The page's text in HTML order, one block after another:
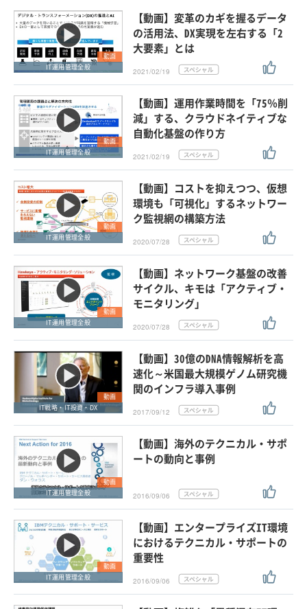
動画
IT運用管理全般
【動画】変革のカギを握るデータ
の活用法、DX実現を左右する「2
大要素」とは
2021/02/19
動画
IT運用管理全般
【動画】運用作業時間を「75％削
減」する、クラウドネイティブな
自動化基盤の作り方
2021/02/19
動画
IT運用管理全般
【動画】コストを抑えつつ、仮想
環境も「可視化」するネットワー
ク監視網の構築方法
2020/07/28
動画
IT運用管理全般
【動画】ネットワーク基盤の改善
サイクル、キモは「アクティブ・
モニタリング」
2020/07/28
動画
IT戦略・IT投資・DX
【動画】30億のDNA情報解析を高
速化～米国最大規模ゲノム研究機
関のインフラ導入事例
2017/09/12
動画
IT運用管理全般
【動画】海外のテクニカル・サポ
ートの動向と事例
2016/09/06
動画
IT運用管理全般
【動画】エンタープライズIT環境
におけるテクニカル・サポートの
重要性
2016/09/06